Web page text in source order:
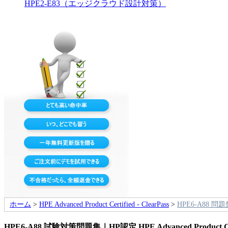
HPE2-E83（エッジクラウド設計対策）
ホーム > HPE Advanced Product Certified - ClearPass > HPE6-A88 問題